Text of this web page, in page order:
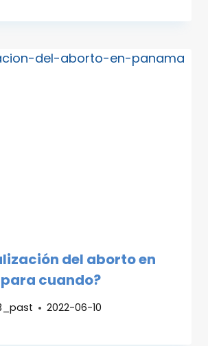
del aborto en
cuando?
2022-06-10